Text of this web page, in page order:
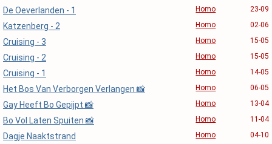
De Oeverlanden - 1 Homo 23-09
Katzenberg - 2 Homo 02-06
Cruising - 3 Homo 15-05
Cruising - 2 Homo 15-05
Cruising - 1 Homo 14-05
Het Bos Van Verborgen Verlangen 📸 Homo 06-05
Gay Heeft Bo Gepijpt 📸 Homo 13-04
Bo Vol Laten Spuiten 📸 Homo 11-04
Dagje Naaktstrand Homo 04-10